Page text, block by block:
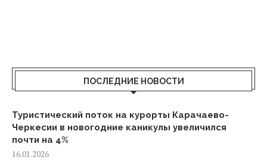
ПОСЛЕДНИЕ НОВОСТИ
Туристический поток на курорты Карачаево-
Черкесии в новогодние каникулы увеличился
почти на 4%
16.01.2026